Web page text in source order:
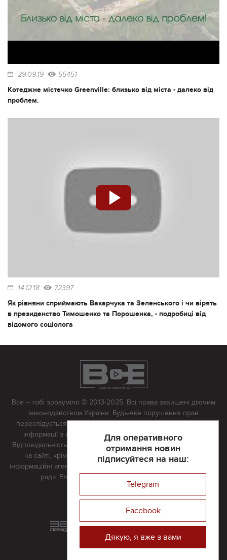
29.09.19 55451
Котеджне містечко Greenville: близько від міста - далеко від
проблем.
14.12.18 72397
Як рівняни сприймають Вакарчука та Зеленського і чи вірять
в президенство Тимошенко та Порошенка, - подробиці від
відомого соціолога
Для оперативного
отримання новин
підписуйтеся на наш:
Telegram
Facebook
Дякую, я вже з вами
Все – тобі зрозуміло © 2013-2025. Всі права захищені діючим
законодавством України. Будь-яке порушення прав
переслідується в судовому порядку. Будь-яке відтворення
інформації з сайту тільки з письмово дозволу редакції.
Відповідальність за достовірність усіх матеріалів, розміщених
на сайті, крім матеріалів, які містять посилання на інші
інформаційні агентства або інтернет-видання, несе редакційна
рада. Електронна пошта:
Реклама на сайті
Розроблений та підтримується